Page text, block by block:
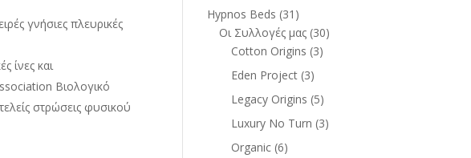
γνήσιες πλευρικές
ίνες και
Βιολογικό
στρώσεις φυσικού
Hypnos Beds (31)
Οι Συλλογές μας (30)
Cotton Origins (3)
Eden Project (3)
Legacy Origins (5)
Luxury No Turn (3)
Organic (6)